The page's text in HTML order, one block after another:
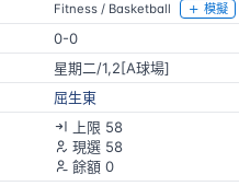
Fitness / Basketball 模擬
0-0
星期二/1,2[A球場]
屈生東
上限 58
現選 58
餘額 0